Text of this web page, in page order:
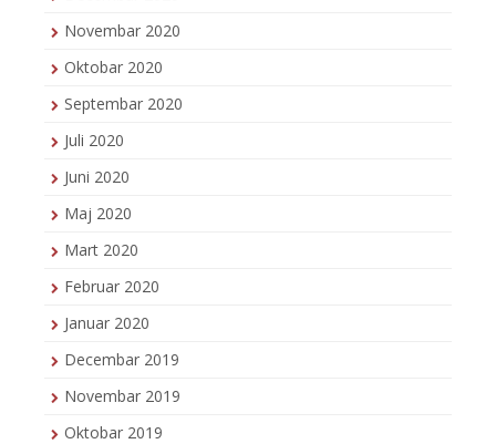
Novembar 2020
Oktobar 2020
Septembar 2020
Juli 2020
Juni 2020
Maj 2020
Mart 2020
Februar 2020
Januar 2020
Decembar 2019
Novembar 2019
Oktobar 2019